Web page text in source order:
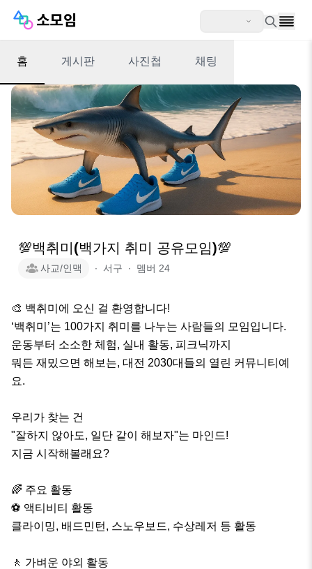
홈 게시판 사진첩 채팅
💯백취미(백가지 취미 공유모임)💯
사교/인맥 ∙ 서구 ∙ 멤버 24
🎨 백취미에 오신 걸 환영합니다!
‘백취미’는 100가지 취미를 나누는 사람들의 모임입니다.
운동부터 소소한 체험, 실내 활동, 피크닉까지
뭐든 재밌으면 해보는, 대전 2030대들의 열린 커뮤니티예
요.
우리가 찾는 건
"잘하지 않아도, 일단 같이 해보자"는 마인드!
지금 시작해볼래요?
🌈 주요 활동
⚽ 액티비티 활동
클라이밍, 배드민턴, 스노우보드, 수상레저 등 활동
🚶 가벼운 야외 활동